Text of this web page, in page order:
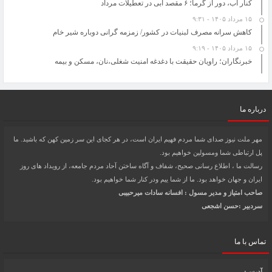
کنار آب، دور از گرما؛ ۶ مقصد آبی در تعطیلات مرداد
۱۵ مرداد ۱۴۰۵ - ۹:۳۱
کاهش سرانه مصرف لبنیات در کشور/ زمزمه گرانی دوباره شیر خام
۱۵ مرداد ۱۴۰۵ - ۹:۱۹
خبرنگاران؛ راویان حقیقت با دغدغه امنیت شغلی،نان، مسکن و بیمه
درباره ما
مهر ملت نیوز صدای شما مردم فهیم ایران است، در هر کجای این سر زمین کهن که باشید. ما
پل ارتباطی شما ومسولین خواهیم بود.
رسالت ما ، اطلاع رسانی صحیح، شفاف و آگاه ساختن آحاد مردم جامعه، از رویداد های روز
ایران و جهان خواهد بود. ما از شما ییم ودر کنار شما خواهیم بود.
صاحب امتیاز و مدیر مسول : افسانه سادات میرحبیبی
سردبیر :حسن اشجعی
تماس با ما